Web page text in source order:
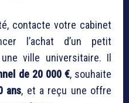
contacte votre cabinet
l’achat d’un petit
ville universitaire. Il
de 20 000 €, souhaite
ans, et a reçu une offre